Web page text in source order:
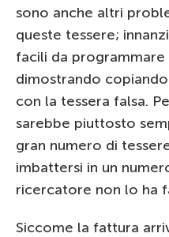
sono anche altri
queste tessere;
facili da
dimostrando
con la tessera falsa.
sarebbe piuttosto
gran numero di
imbattersi in un
ricercatore non lo ha
Siccome la fattura